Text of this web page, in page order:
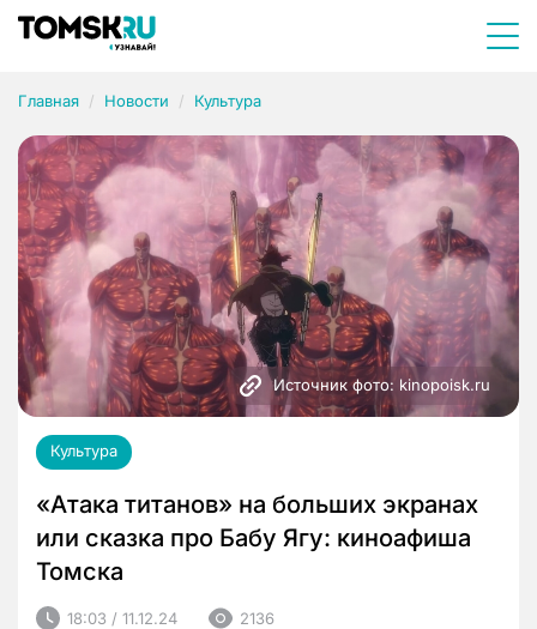
Главная Новости Культура
Источник фото: kinopoisk.ru
Культура
«Атака титанов» на больших экранах
или сказка про Бабу Ягу: киноафиша
Томска
18:03 / 11.12.24 2136